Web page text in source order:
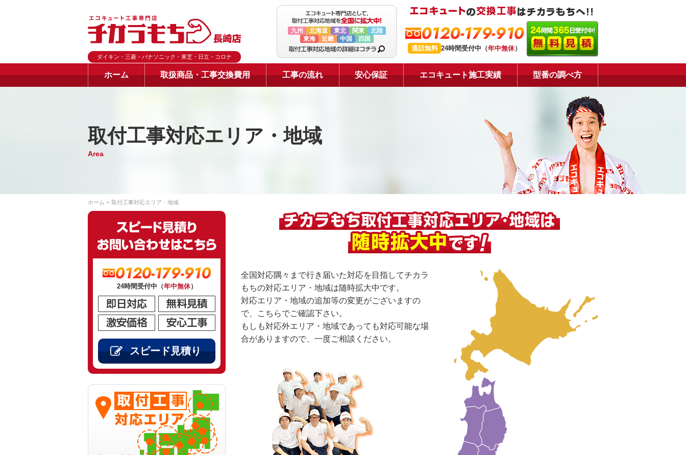
ダイキン・三菱・パナソニック・東芝・日立・コロナ
九州 北海道 東北 関東
北陸
東海
近畿 中国 四国 0120-179-910
通話無料 24時間受付中（年中無休）
ホーム 取扱商品・工事交換費用 工事の流れ 安心保証 エコキュート施工実績 型番の調べ方
取付工事対応エリア・地域
Area
ホーム 取付工事対応エリア・地域
全国対応隅々まで行き届いた対応を目指してチカラ
もちの対応エリア・地域は随時拡大中です。
対応エリア・地域の追加等の変更がございますの
で、こちらでご確認下さい。
もしも対応外エリア・地域であっても対応可能な場
合がありますので、一度ご相談ください。
0120-179-910
24時間受付中（年中無休）
スピード見積り